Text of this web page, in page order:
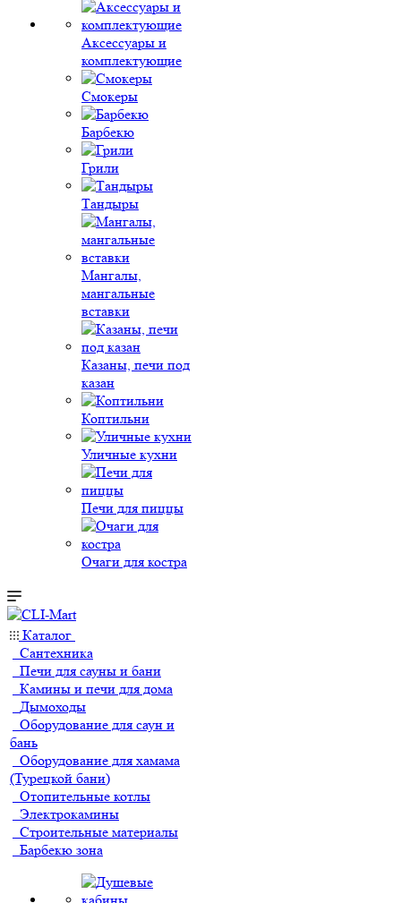
Аксессуары и
комплектующие
Смокеры
Барбекю
Грили
Тандыры
Мангалы,
мангальные
вставки
Казаны, печи под
казан
Коптильни
Уличные кухни
Печи для пиццы
Очаги для костра
Каталог
Сантехника
Печи для сауны и бани
Камины и печи для дома
Дымоходы
Оборудование для саун и
бань
Оборудование для хамама
(Турецкой бани)
Отопительные котлы
Электрокамины
Строительные материалы
Барбекю зона